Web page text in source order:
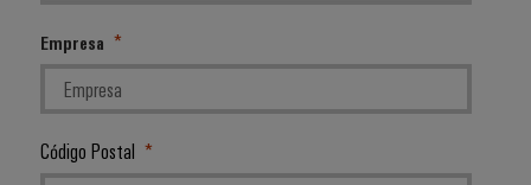
Empresa
Código Postal